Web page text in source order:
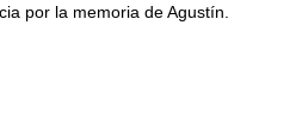
por la memoria de Agustín.